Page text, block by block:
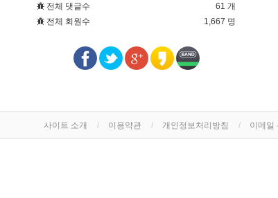
전체 댓글수
61 개
전체 회원수
1,667 명
사이트 소개 이용약관 개인정보처리방침 이메일